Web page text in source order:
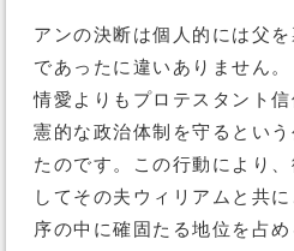
アンの決断は個人的には父
であったに違いありません
情愛よりもプロテスタント
憲的な政治体制を守るとい
たのです。この行動により
してその夫ウィリアムと共
序の中に確固たる地位を占